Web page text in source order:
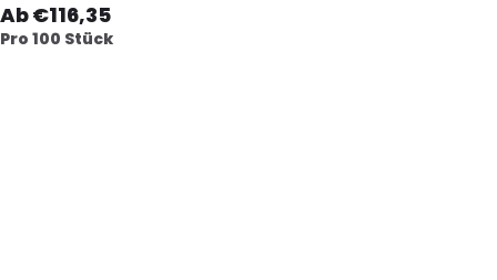
Ab €116,35
Pro 100 Stück